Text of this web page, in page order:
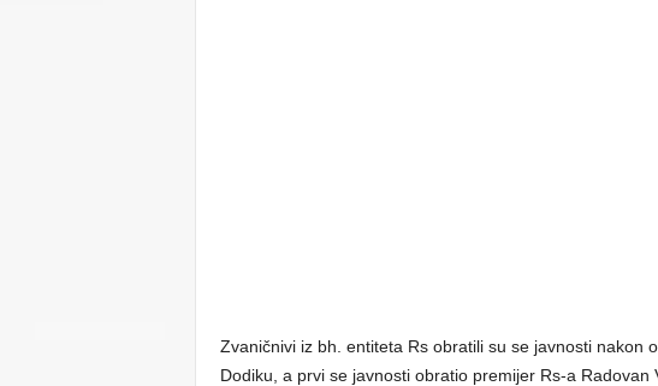
Zvaničnivi iz bh. entiteta Rs obratili su se javnosti nakon
Dodiku, a prvi se javnosti obratio premijer Rs-a Radovan